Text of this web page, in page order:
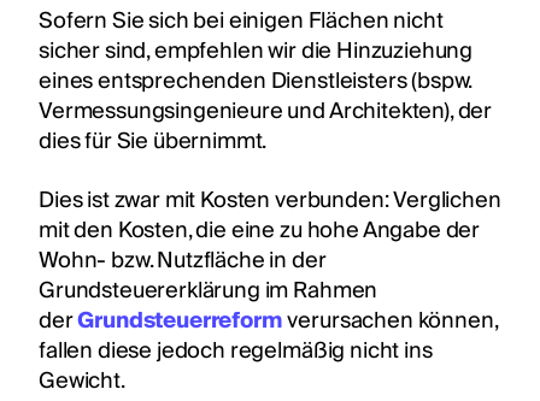
Sofern Sie sich bei einigen Flächen nicht
sicher sind, empfehlen wir die Hinzuziehung
eines entsprechenden Dienstleisters (bspw.
Vermessungsingenieure und Architekten), der
dies für Sie übernimmt.
Dies ist zwar mit Kosten verbunden: Verglichen
mit den Kosten, die eine zu hohe Angabe der
Wohn- bzw. Nutzfläche in der
Grundsteuererklärung im Rahmen
derGrundsteuerreformverursachen können,
fallen diese jedoch regelmäßig nicht ins
Gewicht.